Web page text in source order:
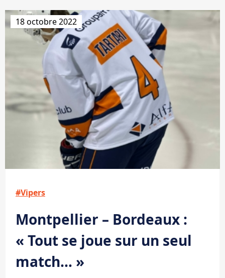
18 octobre 2022
#Vipers
Montpellier – Bordeaux :
« Tout se joue sur un seul
match… »